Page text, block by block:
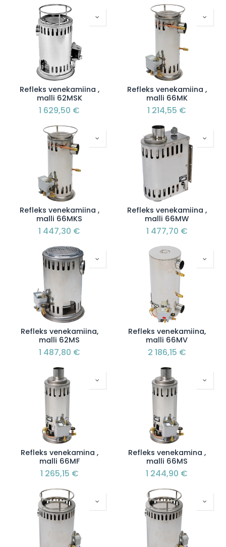
Refleks venekamiina ,
malli 62MSK
1 629,50 €
Refleks venekamiina ,
malli 66MK
1 214,55 €
Refleks venekamiina ,
malli 66MKS
1 447,30 €
Refleks venekamiina ,
malli 66MW
1 477,70 €
Refleks venekamiina,
malli 62MS
1 487,80 €
Refleks venekamiina,
malli 66MV
2 186,15 €
Refleks venekamina ,
malli 66MF
1 265,15 €
Refleks venekamina ,
malli 66MS
1 244,90 €